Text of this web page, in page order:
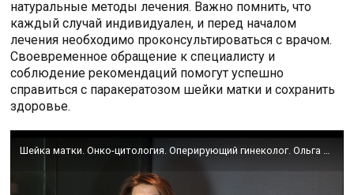
натуральные методы лечения. Важно помнить, что
каждый случай индивидуален, и перед началом
лечения необходимо проконсультироваться с врачом.
Своевременное обращение к специалисту и
соблюдение рекомендаций помогут успешно
справиться с паракератозом шейки матки и сохранить
здоровье.